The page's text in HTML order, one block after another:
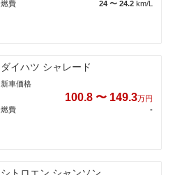
燃費
24 〜 24.2 km/L
ダイハツ シャレード
新車価格
100.8 〜 149.3万円
燃費
-